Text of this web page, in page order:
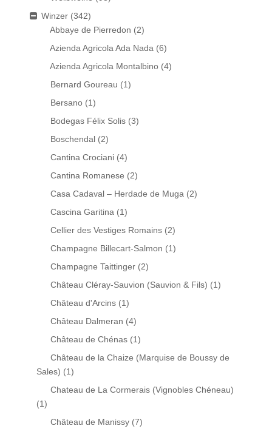
Winzer (342)
Abbaye de Pierredon (2)
Azienda Agricola Ada Nada (6)
Azienda Agricola Montalbino (4)
Bernard Goureau (1)
Bersano (1)
Bodegas Félix Solis (3)
Boschendal (2)
Cantina Crociani (4)
Cantina Romanese (2)
Casa Cadaval – Herdade de Muga (2)
Cascina Garitina (1)
Cellier des Vestiges Romains (2)
Champagne Billecart-Salmon (1)
Champagne Taittinger (2)
Château Cléray-Sauvion (Sauvion & Fils) (1)
Château d'Arcins (1)
Château Dalmeran (4)
Château de Chénas (1)
Château de la Chaize (Marquise de Boussy de
Sales) (1)
Chateau de La Cormerais (Vignobles Chéneau)
(1)
Château de Manissy (7)